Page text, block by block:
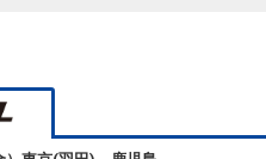
)
08:05